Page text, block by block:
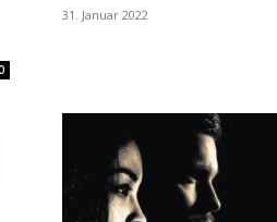
31. Januar 2022